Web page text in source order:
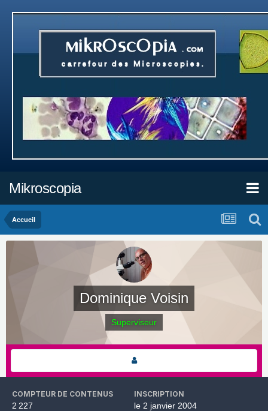
Mikroscopia
Accueil
Dominique Voisin
Superviseur
COMPTEUR DE CONTENUS
2 227
INSCRIPTION
le 2 janvier 2004